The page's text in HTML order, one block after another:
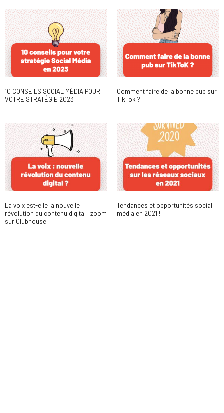
10 CONSEILS SOCIAL MÉDIA POUR
VOTRE STRATÉGIE 2023
Comment faire de la bonne pub sur
TikTok ?
La voix est-elle la nouvelle
révolution du contenu digital : zoom
sur Clubhouse
Tendances et opportunités social
média en 2021 !